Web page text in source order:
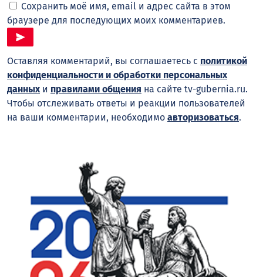
Сохранить моё имя, email и адрес сайта в этом
браузере для последующих моих комментариев.
Оставляя комментарий, вы соглашаетесь с политикой
конфиденциальности и обработки персональных
данныхи правилами общения на сайте tv-gubernia.ru.
Чтобы отслеживать ответы и реакции пользователей
на ваши комментарии, необходимо авторизоваться.